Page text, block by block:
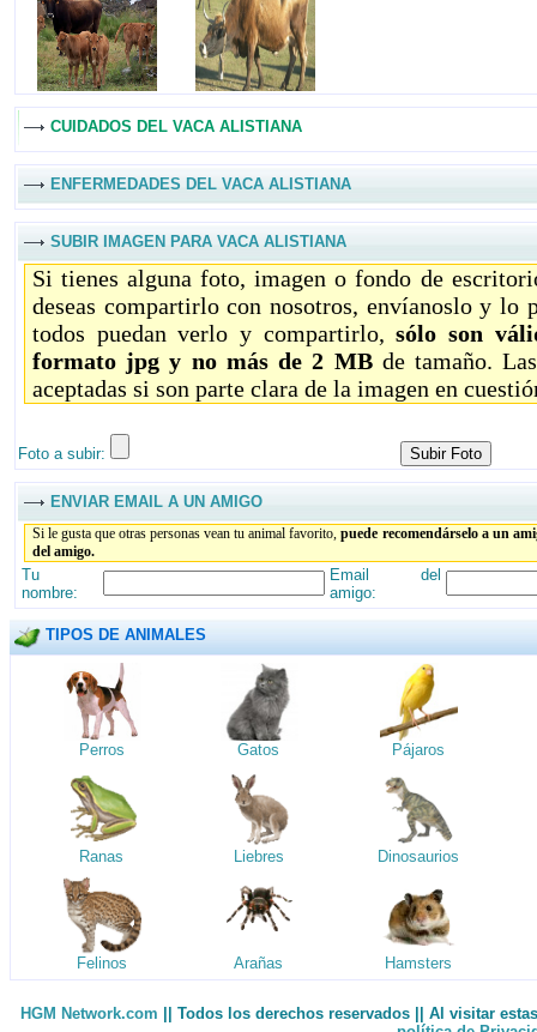
CUIDADOS DEL VACA ALISTIANA
ENFERMEDADES DEL VACA ALISTIANA
SUBIR IMAGEN PARA VACA ALISTIANA
Si tienes alguna foto, imagen o fondo de
deseas compartirlo con nosotros, envíanoslo y lo
todos puedan verlo y compartirlo,sólo son
formato jpg y no más de 2 MBde tamaño.
aceptadas si son parte clara de la imagen en
Foto a subir:
ENVIAR EMAIL A UN AMIGO
Si le gusta que otras personas vean tu animal favorito,puede recomendárselo a un
del amigo.
Tu
nombre:
Email del
amigo:
TIPOS DE ANIMALES
Perros Gatos Pájaros
Ranas Liebres Dinosaurios
Felinos Arañas Hamsters
HGM Network.com || Todos los derechos reservados || Al visitar